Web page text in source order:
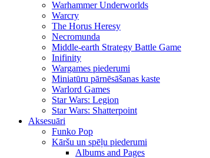
Warhammer Underworlds
Warcry
The Horus Heresy
Necromunda
Middle-earth Strategy Battle Game
Inifinity
Wargames piederumi
Miniatūru pārnēsāšanas kaste
Warlord Games
Star Wars: Legion
Star Wars: Shatterpoint
Aksesuāri
Funko Pop
Kāršu un spēļu piederumi
Albums and Pages